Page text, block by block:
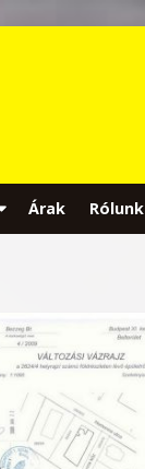
Árak Rólunk